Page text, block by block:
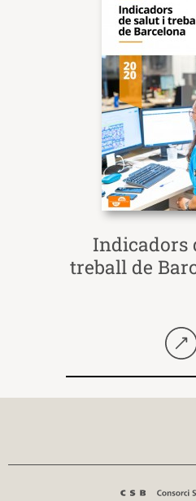
Indicadors
treball de